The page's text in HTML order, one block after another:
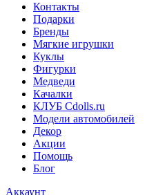
Контакты
Подарки
Бренды
Мягкие игрушки
Куклы
Фигурки
Медведи
Качалки
КЛУБ Cdolls.ru
Модели автомобилей
Декор
Акции
Помощь
Блог
Аккаунт